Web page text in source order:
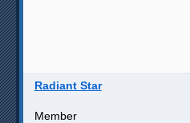
Radiant Star
Member